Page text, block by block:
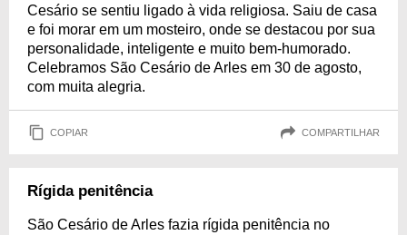
Cesário se sentiu ligado à vida religiosa. Saiu de casa
e foi morar em um mosteiro, onde se destacou por sua
personalidade, inteligente e muito bem-humorado.
Celebramos São Cesário de Arles em 30 de agosto,
com muita alegria.
COPIAR COMPARTILHAR
Rígida penitência
São Cesário de Arles fazia rígida penitência no